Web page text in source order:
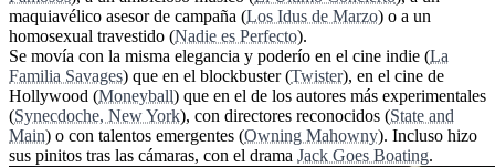
maquiavélico asesor de campaña (Los Idus de Marzo) o a un
homosexual travestido (Nadie es Perfecto).
Se movía con la misma elegancia y poderío en el cine indie (La
Familia Savages) que en el blockbuster (Twister), en el cine de
Hollywood (Moneyball) que en el de los autores más experimentales
(Synecdoche, New York), con directores reconocidos (State and
Main) o con talentos emergentes (Owning Mahowny). Incluso hizo
sus pinitos tras las cámaras, con el drama Jack Goes Boating.